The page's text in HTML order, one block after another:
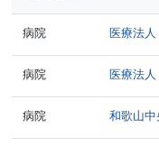
病院 医療法
病院 医療法
病院 和歌山